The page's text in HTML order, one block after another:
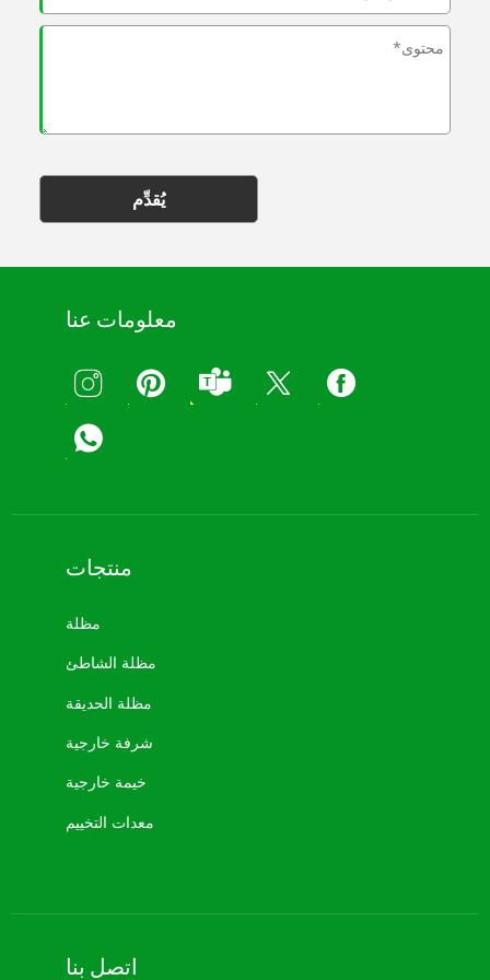
يُقدِّم
معلومات عنا
منتجات
مظلة
مظلة الشاطئ
مظلة الحديقة
شرفة خارجية
خيمة خارجية
معدات التخييم
اتصل بنا